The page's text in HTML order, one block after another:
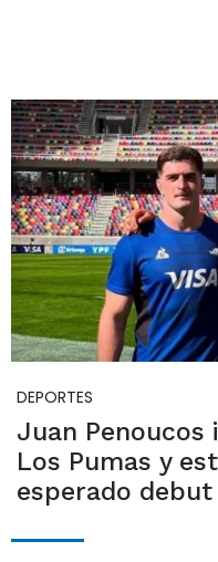
DEPORTES
Juan Penoucos
Los Pumas y
esperado debut